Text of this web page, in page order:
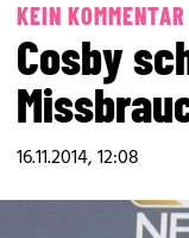
KEIN KOMMENTAR
Cosby
16.11.2014, 12:08